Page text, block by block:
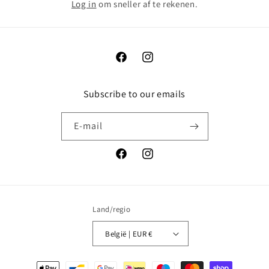
Log in om sneller af te rekenen.
FacebookInstagram
Subscribe to our emails
E‑mail
FacebookInstagram
Land/regio
België | EUR €
Betaalmethoden